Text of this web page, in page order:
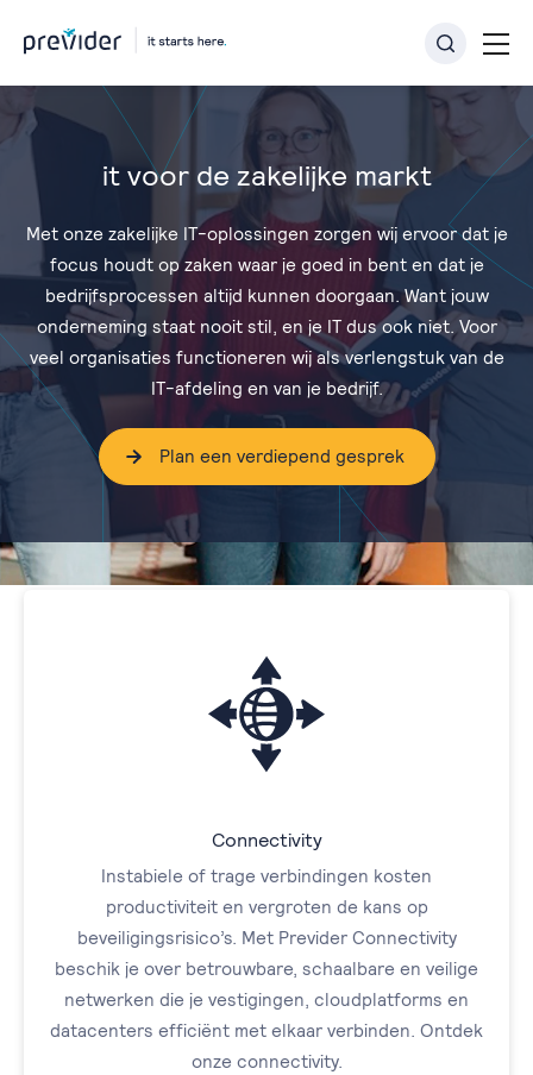
it voor de zakelijke markt
Met onze zakelijke IT-oplossingen zorgen wij ervoor dat je
focus houdt op zaken waar je goed in bent en dat je
bedrijfsprocessen altijd kunnen doorgaan. Want jouw
onderneming staat nooit stil, en je IT dus ook niet. Voor
veel organisaties functioneren wij als verlengstuk van de
IT-afdeling en van je bedrijf.
Plan een verdiepend gesprek
Connectivity
Instabiele of trage verbindingen kosten
productiviteit en vergroten de kans op
beveiligingsrisico’s. Met Previder Connectivity
beschik je over betrouwbare, schaalbare en veilige
netwerken die je vestigingen, cloudplatforms en
datacenters efficiënt met elkaar verbinden. Ontdek
onze connectivity.